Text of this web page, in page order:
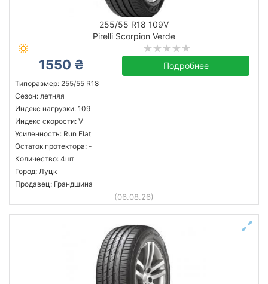
255/55 R18 109V
Pirelli Scorpion Verde
1550 ₴ Подробнее
Типоразмер: 255/55 R18
Сезон: летняя
Индекс нагрузки: 109
Индекс скорости: V
Усиленность: Run Flat
Остаток протектора: -
Количество: 4шт
Город: Луцк
Продавец: Грандшина
(06.08.26)